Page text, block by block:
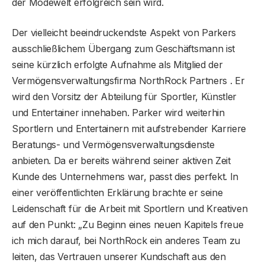
der Modewelt erfolgreich sein wird.
Der vielleicht beeindruckendste Aspekt von Parkers
ausschließlichem Übergang zum Geschäftsmann ist
seine kürzlich erfolgte Aufnahme als Mitglied der
Vermögensverwaltungsfirma NorthRock Partners . Er
wird den Vorsitz der Abteilung für Sportler, Künstler
und Entertainer innehaben. Parker wird weiterhin
Sportlern und Entertainern mit aufstrebender Karriere
Beratungs- und Vermögensverwaltungsdienste
anbieten. Da er bereits während seiner aktiven Zeit
Kunde des Unternehmens war, passt dies perfekt. In
einer veröffentlichten Erklärung brachte er seine
Leidenschaft für die Arbeit mit Sportlern und Kreativen
auf den Punkt: „Zu Beginn eines neuen Kapitels freue
ich mich darauf, bei NorthRock ein anderes Team zu
leiten, das Vertrauen unserer Kundschaft aus den